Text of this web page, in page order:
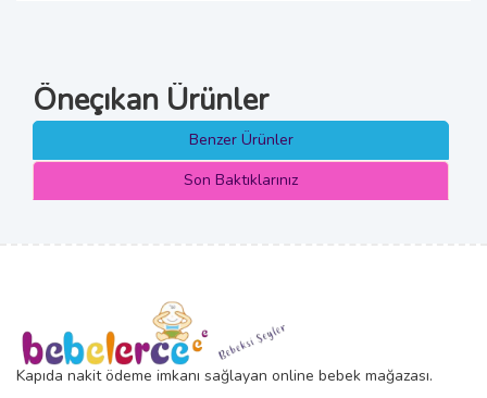
Öneçıkan Ürünler
Benzer Ürünler
Son Baktıklarınız
Kapıda nakit ödeme imkanı sağlayan online bebek mağazası.